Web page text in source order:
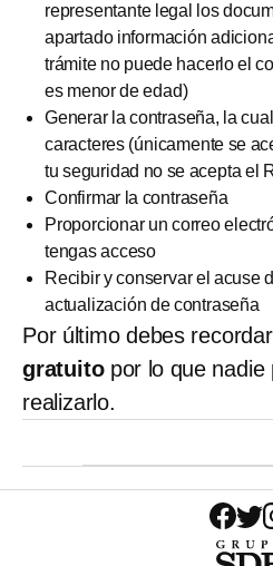
representante legal los
apartado información
trámite no puede hacerlo el
es menor de edad)
Generar la contraseña, la
caracteres (únicamente se
tu seguridad no se acepta el
Confirmar la contraseña
Proporcionar un correo
tengas acceso
Recibir y conservar el acuse
actualización de contraseña
Por último debes
gratuitopor lo que nadie
realizarlo.